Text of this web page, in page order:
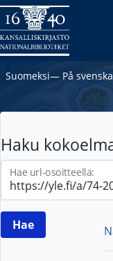
Suomeksi― På svenska
Haku
Hae url-osoitteella: